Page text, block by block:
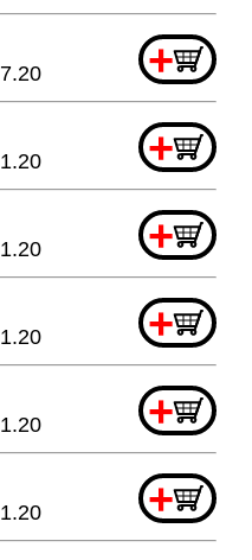
+
7.20
+
1.20
+
1.20
+
1.20
+
1.20
+
1.20